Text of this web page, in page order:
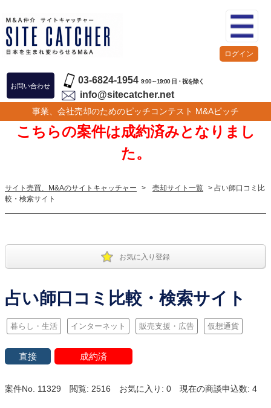
お問い合わせ
03-6824-1954 9:00～19:00 日・祝を除く
info@sitecatcher.net
事業、会社売却のためのピッチコンテスト M&Aピッチ
ログイン
こちらの案件は成約済みとなりまし
た。
サイト売買、M&Aのサイトキャッチャー > 売却サイト一覧 > 占い師口コミ比
較・検索サイト
お気に入り登録
占い師口コミ比較・検索サイト
暮らし・生活 インターネット 販売支援・広告 仮想通貨
直接 成約済
案件No. 11329 閲覧: 2516 お気に入り: 0 現在の商談申込数: 4